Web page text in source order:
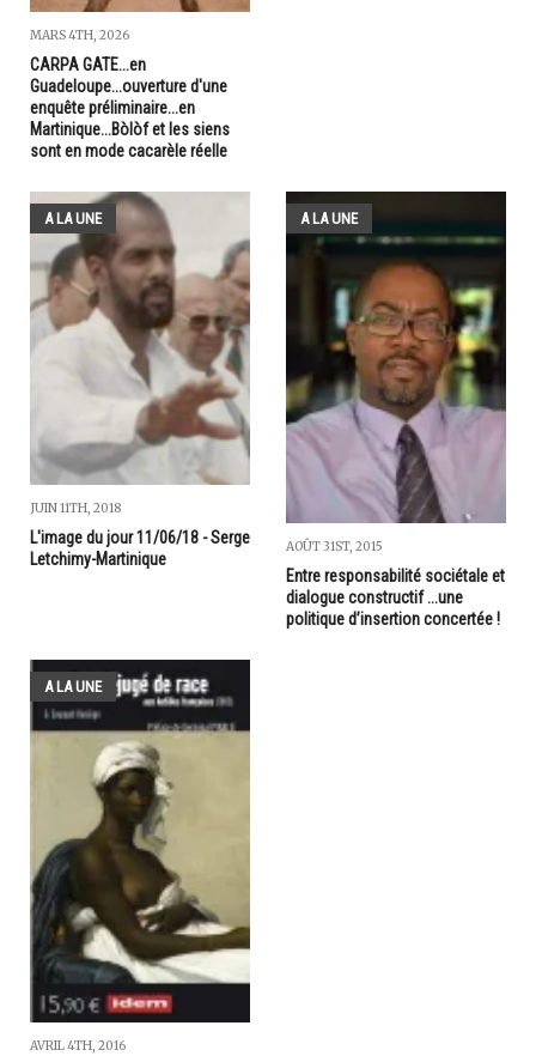
MARS 4TH, 2026
CARPA GATE...en
Guadeloupe...ouverture d'une
enquête préliminaire...en
Martinique...Bòlòf et les siens
sont en mode cacarèle réelle
A LA UNE
JUIN 11TH, 2018
L'image du jour 11/06/18 - Serge
Letchimy-Martinique
A LA UNE
AOÛT 31ST, 2015
Entre responsabilité sociétale et
dialogue constructif ...une
politique d’insertion concertée !
A LA UNE
AVRIL 4TH, 2016